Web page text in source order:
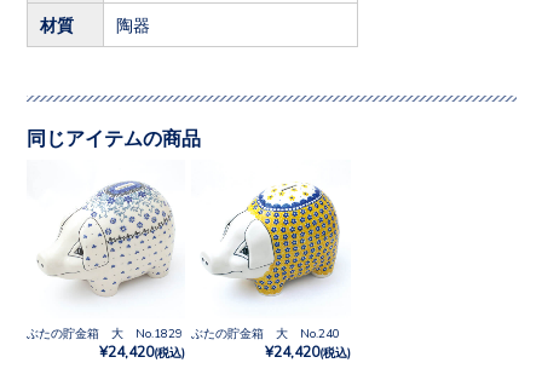
材質 陶器
同じアイテムの商品
ぶたの貯金箱 大 No.1829
¥24,420(税込)
ぶたの貯金箱 大 No.240
¥24,420(税込)